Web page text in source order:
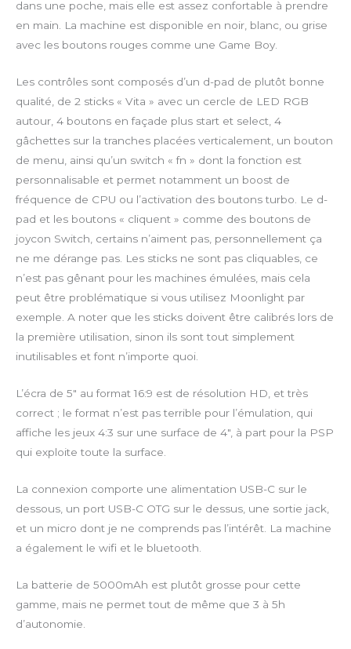
dans une poche, mais elle est assez confortable à prendre
en main. La machine est disponible en noir, blanc, ou grise
avec les boutons rouges comme une Game Boy.
Les contrôles sont composés d’un d-pad de plutôt bonne
qualité, de 2 sticks « Vita » avec un cercle de LED RGB
autour, 4 boutons en façade plus start et select, 4
gâchettes sur la tranches placées verticalement, un bouton
de menu, ainsi qu’un switch « fn » dont la fonction est
personnalisable et permet notamment un boost de
fréquence de CPU ou l’activation des boutons turbo. Le d-
pad et les boutons « cliquent » comme des boutons de
joycon Switch, certains n’aiment pas, personnellement ça
ne me dérange pas. Les sticks ne sont pas cliquables, ce
n’est pas gênant pour les machines émulées, mais cela
peut être problématique si vous utilisez Moonlight par
exemple. A noter que les sticks doivent être calibrés lors de
la première utilisation, sinon ils sont tout simplement
inutilisables et font n’importe quoi.
L’écra de 5″ au format 16:9 est de résolution HD, et très
correct ; le format n’est pas terrible pour l’émulation, qui
affiche les jeux 4:3 sur une surface de 4″, à part pour la PSP
qui exploite toute la surface.
La connexion comporte une alimentation USB-C sur le
dessous, un port USB-C OTG sur le dessus, une sortie jack,
et un micro dont je ne comprends pas l’intérêt. La machine
a également le wifi et le bluetooth.
La batterie de 5000mAh est plutôt grosse pour cette
gamme, mais ne permet tout de même que 3 à 5h
d’autonomie.